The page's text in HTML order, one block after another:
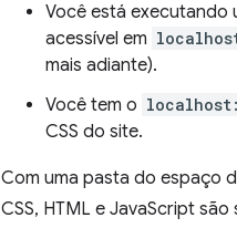
Você está executando
acessível em
mais adiante).
Você tem o localhost:
CSS do site.
Com uma pasta do espaço
CSS, HTML e JavaScript